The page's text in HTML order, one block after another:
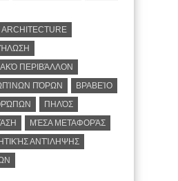
ΠΕΡΙΒΆΛΛΟΝ
ΠΌΡΩΝ
ΒΡΑΒΕΊΟ
ΠΗΛΌΣ
ΜΈΣΑ ΜΕΤΑΦΟΡΆΣ
ΑΝΤΊΛΗΨΗΣ